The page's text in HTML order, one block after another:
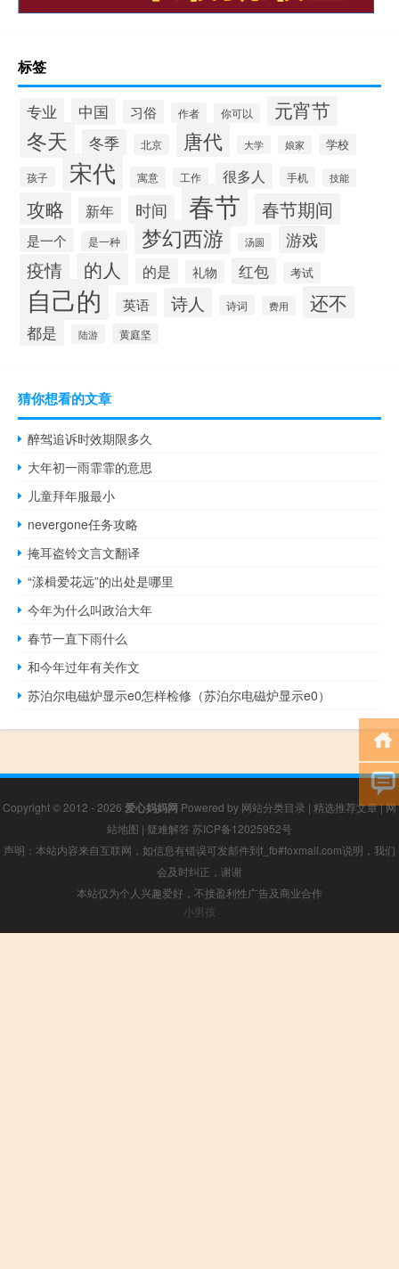
标签
专业 中国 习俗 作者 你可以 元宵节
冬天 冬季 北京 唐代 大学 娘家 学校
孩子 宋代 寓意 工作 很多人 手机 技能
攻略 新年 时间 春节 春节期间
是一个 是一种 梦幻西游 汤圆 游戏
疫情 的人 的是 礼物 红包 考试
自己的 英语 诗人 诗词 费用 还不
都是 陆游 黄庭坚
猜你想看的文章
醉驾追诉时效期限多久
大年初一雨霏霏的意思
儿童拜年服最小
nevergone任务攻略
掩耳盗铃文言文翻译
“漾楫爱花远”的出处是哪里
今年为什么叫政治大年
春节一直下雨什么
和今年过年有关作文
苏泊尔电磁炉显示e0怎样检修（苏泊尔电磁炉显示e0）
Copyright © 2012 - 2026 爱心妈妈网 Powered by 网站分类目录 | 精选推荐文章|网
站地图 | 疑难解答 苏ICP备12025952号
声明：本站内容来自互联网，如信息有错误可发邮件到f_fb#foxmail.com说明，我们
会及时纠正，谢谢
本站仅为个人兴趣爱好，不接盈利性广告及商业合作
小男孩